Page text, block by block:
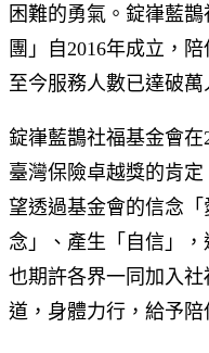
困難的勇氣。錠嵂藍
團」自2016年成立，
至今服務人數已達破萬
錠嵂藍鵲社福基金會在
臺灣保險卓越獎的肯
望透過基金會的信念
念」、產生「自信」
也期許各界一同加入
道，身體力行，給予陪